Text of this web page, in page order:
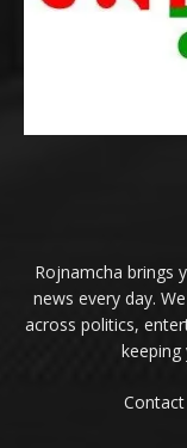
Rojnamcha brings
news every day.
across politics,
keeping
Contact